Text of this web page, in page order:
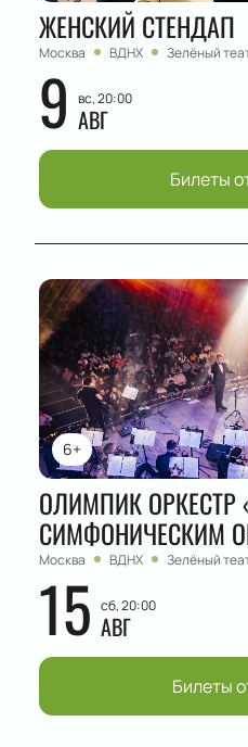
ЖЕНСКИЙ СТЕНДАП
Москва ВДНХ Зелёный
9 вс, 20:00
АВГ
Билеты
6+
ОЛИМПИК ОРКЕСТР
СИМФОНИЧЕСКИМ
Москва ВДНХ Зелёный
15 сб, 20:00
АВГ
Билеты